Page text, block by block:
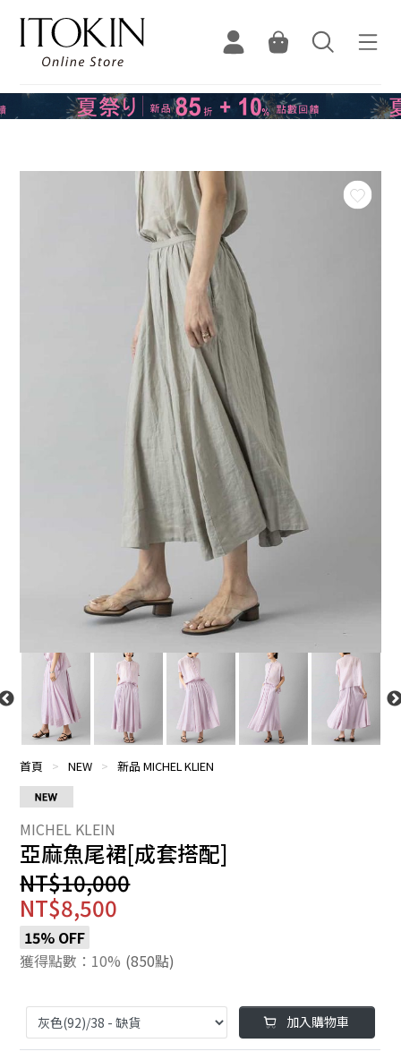
首頁 > NEW > 新品 MICHEL KLIEN
亞麻魚尾裙[成套搭配]
NT$10,000
NT$8,500
15% OFF
獲得點數：10% (850點)
加入購物車